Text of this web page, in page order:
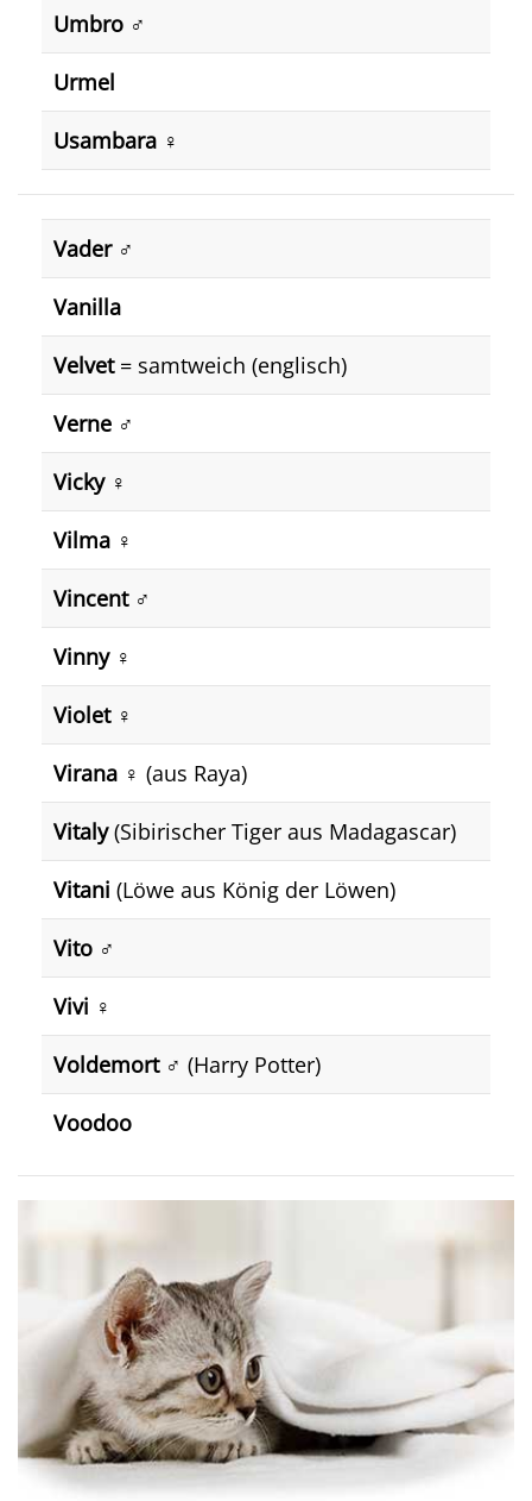
Umbro ♂️
Urmel
Usambara ♀️
Vader♂️
Vanilla
Velvet= samtweich (englisch)
Verne ♂️
Vicky♀️
Vilma ♀️
Vincent♂️
Vinny♀️
Violet♀️
Virana ♀️ (aus Raya)
Vitaly(Sibirischer Tiger aus Madagascar)
Vitani (Löwe aus König der Löwen)
Vito ♂️
Vivi ♀️
Voldemort♂️ (Harry Potter)
Voodoo